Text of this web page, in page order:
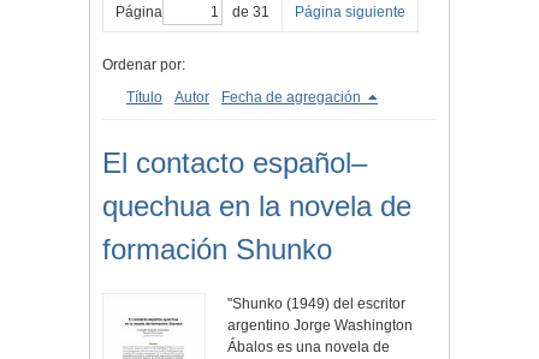
Página de 31 Página siguiente
Ordenar por:
Título
Autor Fecha de agregación
El contacto español–
quechua en la novela de
formación Shunko
"Shunko (1949) del escritor
argentino Jorge Washington
Ábalos es una novela de